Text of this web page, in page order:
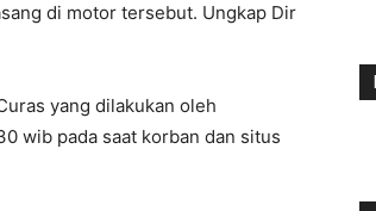
di motor tersebut. Ungkap Dir
yang dilakukan oleh
wib pada saat korban dan situs